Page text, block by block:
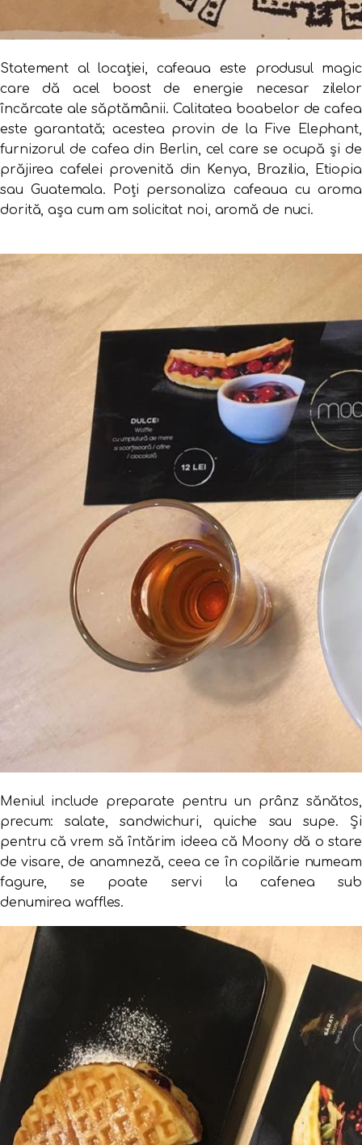
Statement al locației, cafeaua este produsul magic
care dă acel boost de energie necesar zilelor
încărcate ale săptămânii. Calitatea boabelor de cafea
este garantată; acestea provin de la Five Elephant,
furnizorul de cafea din Berlin, cel care se ocupă şi de
prăjirea cafelei provenită din Kenya, Brazilia, Etiopia
sau Guatemala. Poți personaliza cafeaua cu aroma
dorită, așa cum am solicitat noi, aromă de nuci.
Meniul include preparate pentru un prânz sănătos,
precum: salate, sandwichuri, quiche sau supe. Și
pentru că vrem să întărim ideea că Moony dă o stare
de visare, de anamneză, ceea ce în copilărie numeam
fagure, se poate servi la cafenea sub
denumirea waffles.